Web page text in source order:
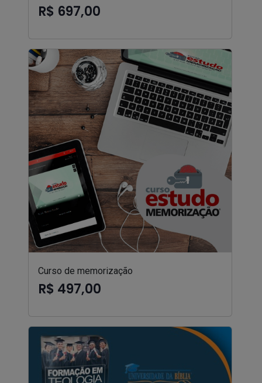
R$ 697,00
Curso de memorização
R$ 497,00